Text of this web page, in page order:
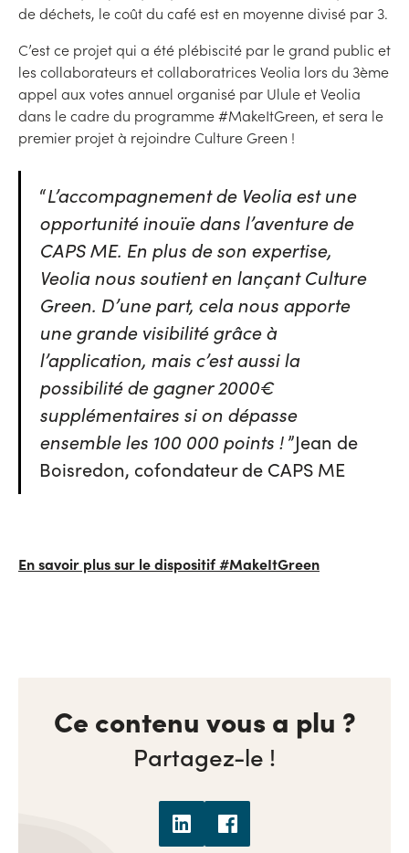
de déchets, le coût du café est en moyenne divisé par 3.
C’est ce projet qui a été plébiscité par le grand public et
les collaborateurs et collaboratrices Veolia lors du 3ème
appel aux votes annuel organisé par Ulule et Veolia
dans le cadre du programme #MakeItGreen, et sera le
premier projet à rejoindre Culture Green !
“L’accompagnement de Veolia est une
opportunité inouïe dans l’aventure de
CAPS ME. En plus de son expertise,
Veolia nous soutient en lançant Culture
Green. D’une part, cela nous apporte
une grande visibilité grâce à
l’application, mais c’est aussi la
possibilité de gagner 2000€
supplémentaires si on dépasse
ensemble les 100 000 points !”Jean de
Boisredon, cofondateur de CAPS ME
En savoir plus sur le dispositif #MakeItGreen
Ce contenu vous a plu ?
Partagez-le !